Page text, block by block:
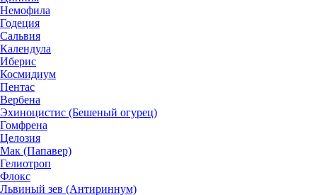
Немофила
Годеция
Сальвия
Календула
Иберис
Космидиум
Пентас
Вербена
Эхиноцистис (Бешеный огурец)
Гомфрена
Целозия
Мак (Папавер)
Гелиотроп
Флокс
Львиный зев (Антириннум)